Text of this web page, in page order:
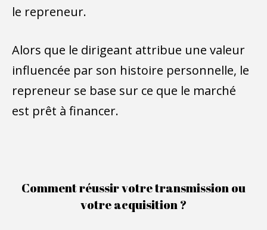
le repreneur.
Alors que le dirigeant attribue une valeur
influencée par son histoire personnelle, le
repreneur se base sur ce que le marché
est prêt à financer.
Comment réussir votre transmission ou
votre acquisition ?